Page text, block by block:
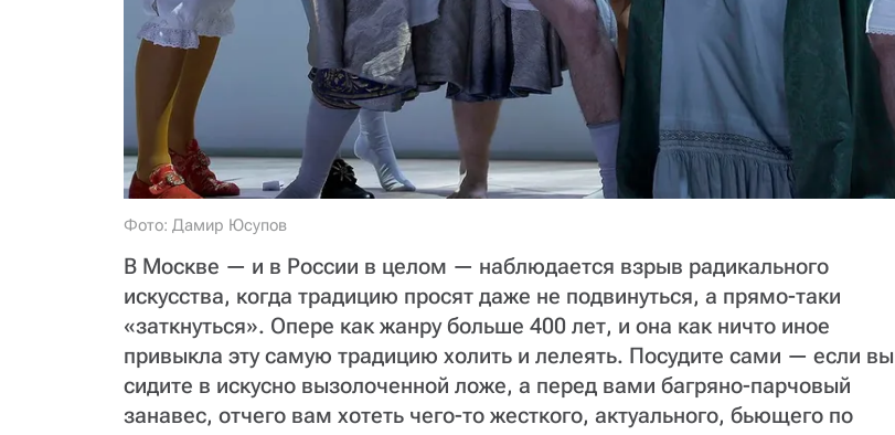
Фото: Дамир Юсупов
В Москве — и в России в целом — наблюдается взрыв радикального
искусства, когда традицию просят даже не подвинуться, а прямо-таки
«заткнуться». Опере как жанру больше 400 лет, и она как ничто иное
привыкла эту самую традицию холить и лелеять. Посудите сами — если вы
сидите в искусно вызолоченной ложе, а перед вами багряно-парчовый
занавес, отчего вам хотеть чего-то жесткого, актуального, бьющего по